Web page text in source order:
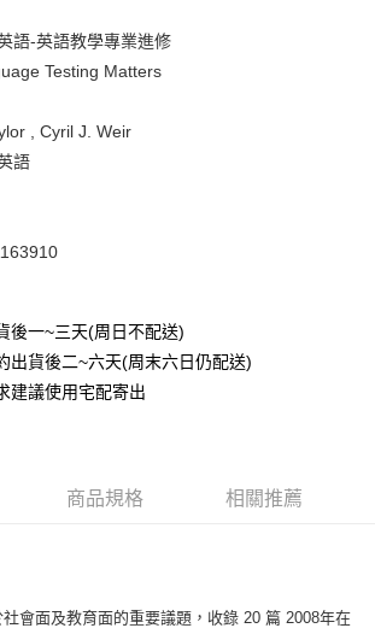
語-英語教學專業進修
Testing Matters
, Cyril J. Weir
語
後一~三天(周日不配送)
貨後二~六天(周末六日仍配送)
建議使用宅配寄出
商品規格 相關推薦
會面及教育面的重要議題，收錄 20 篇 2008年在